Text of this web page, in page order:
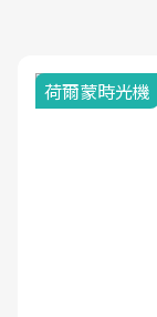
荷爾蒙時光機